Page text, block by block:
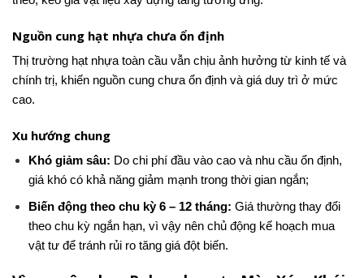
Nguồn cung hạt nhựa chưa ổn định
Thị trường hạt nhựa toàn cầu vẫn chịu ảnh hưởng từ kinh tế và
chính trị, khiến nguồn cung chưa ổn định và giá duy trì ở mức
cao.
Xu hướng chung
Khó giảm sâu: Do chi phí đầu vào cao và nhu cầu ổn định,
giá khó có khả năng giảm mạnh trong thời gian ngắn;
Biến động theo chu kỳ 6 – 12 tháng: Giá thường thay đổi
theo chu kỳ ngắn hạn, vì vậy nên chủ động kế hoạch mua
vật tư để tránh rủi ro tăng giá đột biến.